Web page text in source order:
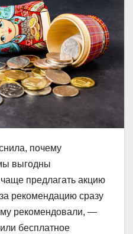
почему
выгодны
предлагать акцию
рекомендацию сразу
рекомендовали, —
бесплатное